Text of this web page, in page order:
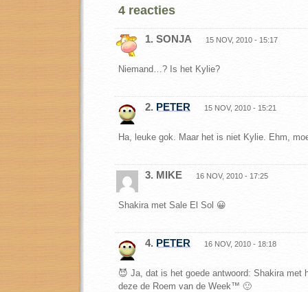
4 reacties
1. SONJA 15 NOV, 2010 - 15:17
Niemand…? Is het Kylie?
2. PETER 15 NOV, 2010 - 15:21
Ha, leuke gok. Maar het is niet Kylie. Ehm,
3. MIKE 16 NOV, 2010 - 17:25
Shakira met Sale El Sol 😀
4. PETER 16 NOV, 2010 - 18:18
😈 Ja, dat is het goede antwoord: Shakira met
deze de Roem van de Week™ 🙂